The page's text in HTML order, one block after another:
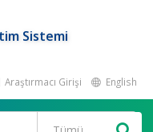
Sistemi
Araştırmacı Girişi English